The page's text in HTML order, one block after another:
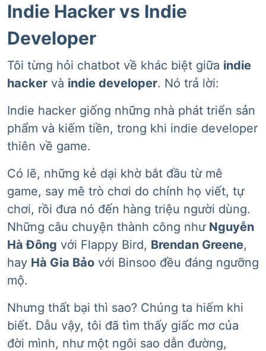
Indie Hacker vs Indie
Developer
Tôi từng hỏi chatbot về khác biệt giữa indie
hacker và indie developer. Nó trả lời:
Indie hacker giống những nhà phát triển sản
phẩm và kiếm tiền, trong khi indie developer
thiên về game.
Có lẽ, những kẻ dại khờ bắt đầu từ mê
game, say mê trò chơi do chính họ viết, tự
chơi, rồi đưa nó đến hàng triệu người dùng.
Những câu chuyện thành công như Nguyễn
Hà Đông với Flappy Bird, Brendan Greene,
hay Hà Gia Bảo với Binsoo đều đáng ngưỡng
mộ.
Nhưng thất bại thì sao? Chúng ta hiếm khi
biết. Dẫu vậy, tôi đã tìm thấy giấc mơ của
đời mình, như một ngôi sao dẫn đường,